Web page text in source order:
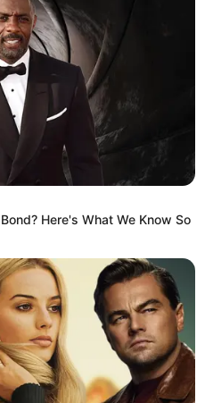
Here's What We Know So